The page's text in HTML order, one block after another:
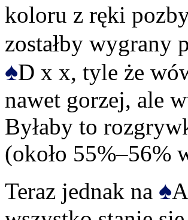
koloru z ręki
zostałby
♠D x x, tyle że
nawet gorzej, ale
Byłaby to
(około 55%–56%
Teraz jednak na ♠